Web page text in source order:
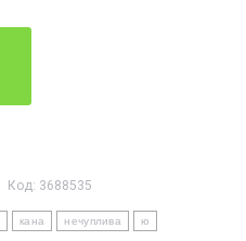
Код: 3688535
кана нечуплива ю